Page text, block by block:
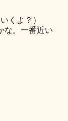
くよ？）
な。一番近い